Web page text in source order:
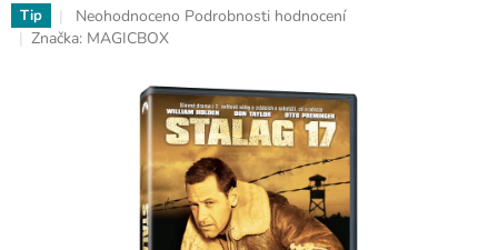
Tip
Průměrné
hodnocení
hvězdiček.
Neohodnoceno Podrobnosti hodnocení
Značka: MAGICBOX